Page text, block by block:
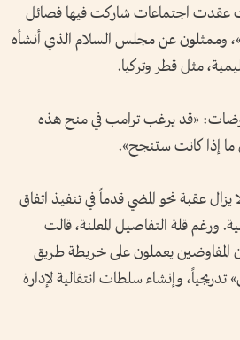
عقدت اجتماعات شاركت فيها فصائل
وممثلون عن مجلس السلام الذي أنشأه
مثل قطر وتركيا.
«قد يرغب ترامب في منح هذه
ما إذا كانت ستنجح».
عقبة نحو المضي قدماً في تنفيذ اتفاق
ورغم قلة التفاصيل المعلنة، قالت
المفاوضين يعملون على خريطة طريق
وإنشاء سلطات انتقالية لإدارة